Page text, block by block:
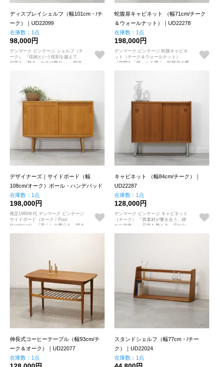
ディスプレイシェルフ（幅101cm・/チ
ーク）｜UD22099
在庫数：1点
98,000円
デンマーク ビンテージ シェルフ（チ
ーク） 『収納という役割を越えて、
日常を「飾る」ための舞台』 ～視線
蛇腹扉キャビネット （幅71cm/チーク
＆ウォールナット）｜UD22278
在庫数：1点
198,000円
デンマーク ビンテージ 蛇腹キャビネ
ット（チーク＆ウォールナット）
『空間を「静」へと導く、蛇腹扉の魔
デザイナーズ｜サイドボード（幅
108cm/オーク）ポール・ハンデバッド
｜UD22005
在庫数：1点
198,000円
推定1960年代 デンマーク ビンテージ
サイドボード（オーク / Poul
Hundevad） 『暮らしの重心を、明る
キャビネット （幅84cm/チーク）｜
UD22287
在庫数：1点
128,000円
デンマーク ビンテージ キャビネット
（チーク） 『異素材が響き合う、静
かな均衡』 ～日常を整える、温かな
伸長式コーヒーテーブル（幅93cm/チ
ーク＆オーク）｜UD22077
在庫数：1点
スタンドシェルフ（幅77cm・/チー
ク）｜UD22024
在庫数：1点